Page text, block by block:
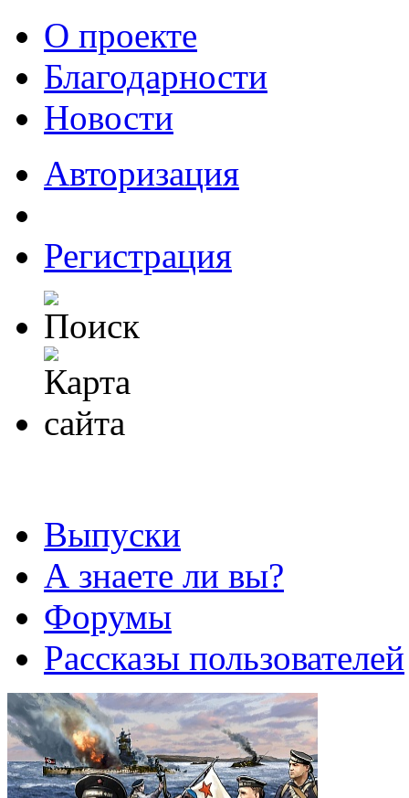
О проекте
Благодарности
Новости
Авторизация
Регистрация
Выпуски
А знаете ли вы?
Форумы
Рассказы пользователей